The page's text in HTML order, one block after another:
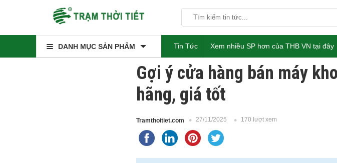
DANH MỤC SẢN PHẨM Tin Tức Xem nhiều SP hơn của THB VN tại đây
Gợi ý cửa hàng bán máy
hãng, giá tốt
Tramthoitiet.com 27/11/2025 170 lượt xem